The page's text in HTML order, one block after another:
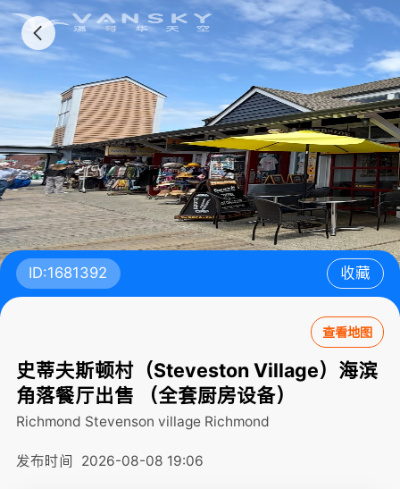
ID:1681392 收藏
查看地图
史蒂夫斯顿村（Steveston Village）海滨
角落餐厅出售 （全套厨房设备）
Richmond Stevenson village Richmond
发布时间 2026-08-08 19:06